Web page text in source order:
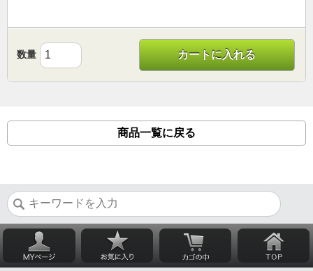
数量 カートに入れる
商品一覧に戻る